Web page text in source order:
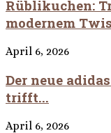
Rüblikuchen:
modernem
April 6, 2026
Der neue
trifft...
April 6, 2026